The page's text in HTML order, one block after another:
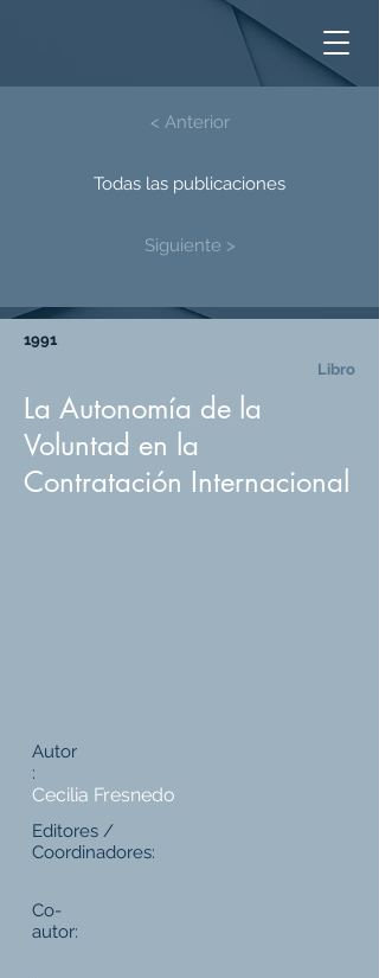
La Autonomía de la
Voluntad en la
Contratación Internacional
1991
Libro
Autor
:
Cecilia Fresnedo
Editores /
Coordinadores:
Co-
autor:
< Anterior
Todas las publicaciones
Siguiente >